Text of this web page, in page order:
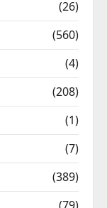
(26)
(560)
(4)
(208)
(1)
(7)
(389)